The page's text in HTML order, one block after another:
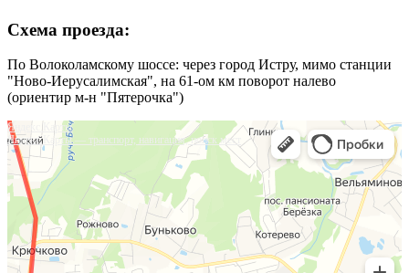
Схема проезда:
По Волоколамскому шоссе: через город Истру, мимо станции
"Ново-Иерусалимская", на 61-ом км поворот налево
(ориентир м-н "Пятерочка")
Яндекс.Карты
Яндекс.Карты — транспорт, навигация, поиск мест